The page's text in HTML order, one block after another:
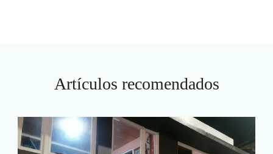
Artículos recomendados